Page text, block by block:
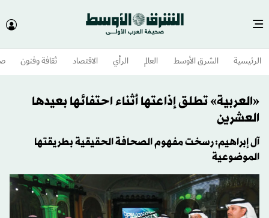
الرئيسية الشرق الأوسط​ العالم الرأي الاقتصاد ثقافة وفنون
«العربية» تطلق إذاعتها أثناء احتفائها بعيدها
العشرين
آل إبراهيم: رسخت مفهوم الصحافة الحقيقية بطريقتها
الموضوعية